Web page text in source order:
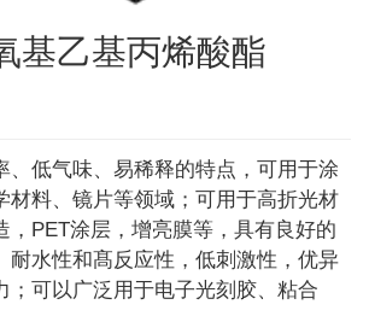
基乙基丙烯酸酯
、低气味、易稀释的特点，可用于涂
材料、镜片等领域；可用于高折光材
，PET涂层，增亮膜等，具有良好的
耐水性和髙反应性，低刺激性，优异
；可以广泛用于电子光刻胶、粘合